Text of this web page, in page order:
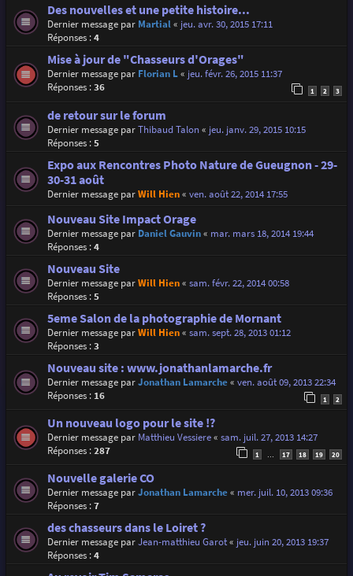
Des nouvelles et une petite histoire...
Dernier message par Martial« jeu. avr. 30, 2015 17:11
Réponses :4
Mise à jour de "Chasseurs d'Orages"
Dernier message par Florian L« jeu. févr. 26, 2015 11:37
Réponses :36 1 2 3
de retour sur le forum
Dernier message parThibaud Talon« jeu. janv. 29, 2015 10:15
Réponses :5
Expo aux Rencontres Photo Nature de Gueugnon - 29-
30-31 août
Dernier message parWill Hien« ven. août 22, 2014 17:55
Nouveau Site Impact Orage
Dernier message par Daniel Gauvin« mar. mars 18, 2014 19:44
Réponses :4
Nouveau Site
Dernier message parWill Hien« sam. févr. 22, 2014 00:58
Réponses :5
5eme Salon de la photographie de Mornant
Dernier message parWill Hien« sam. sept. 28, 2013 01:12
Réponses :3
Nouveau site : www.jonathanlamarche.fr
Dernier message parJonathan Lamarche« ven. août 09, 2013 22:34
Réponses : 16 1 2
Un nouveau logo pour le site !?
Dernier message par Matthieu Vessiere« sam. juil. 27, 2013 14:27
Réponses :287 1 17 18 19 20
Nouvelle galerie CO
Dernier message parJonathan Lamarche« mer. juil. 10, 2013 09:36
Réponses :7
des chasseurs dans le Loiret ?
Dernier message parJean-matthieu Garot« jeu. juin 20, 2013 19:37
Réponses :4